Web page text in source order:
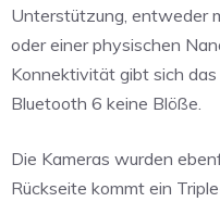
Unterstützung, entweder
oder einer physischen
Konnektivität gibt sich
Bluetooth 6 keine Blöße.
Die Kameras wurden
Rückseite kommt ein